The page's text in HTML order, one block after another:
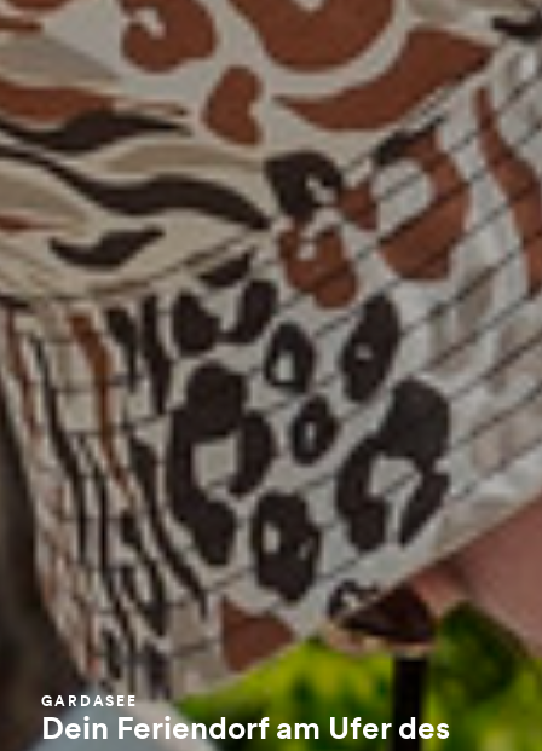
GARDASEE
Dein Feriendorf am Ufer des